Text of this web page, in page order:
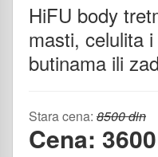
HiFU body
masti, celulita
butinama ili
Stara cena: 8500 din
Cena: